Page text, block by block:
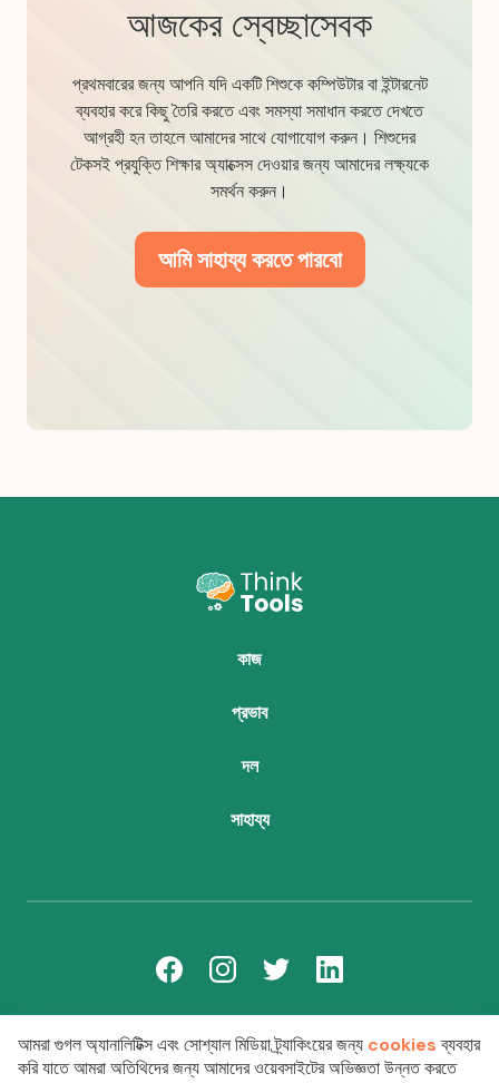
আজকের স্বেচ্ছাসেবক
প্রথমবারের জন্য আপনি যদি একটি শিশুকে কম্পিউটার বা ইন্টারনেট
ব্যবহার করে কিছু তৈরি করতে এবং সমস্যা সমাধান করতে দেখতে
আগ্রহী হন তাহলে আমাদের সাথে যোগাযোগ করুন। শিশুদের
টেকসই প্রযুক্তি শিক্ষার অ্যাক্সেস দেওয়ার জন্য আমাদের লক্ষ্যকে
সমর্থন করুন।
আমি সাহায্য করতে পারবো
কাজ
প্রভাব
দল
সাহায্য
team@thinktoolsforchildren.org
আমরা গুগল অ্যানালিটিক্স এবং সোশ্যাল মিডিয়া ট্র্যাকিংয়ের জন্য cookiesব্যবহার
করি যাতে আমরা অতিথিদের জন্য আমাদের ওয়েবসাইটের অভিজ্ঞতা উন্নত করতে